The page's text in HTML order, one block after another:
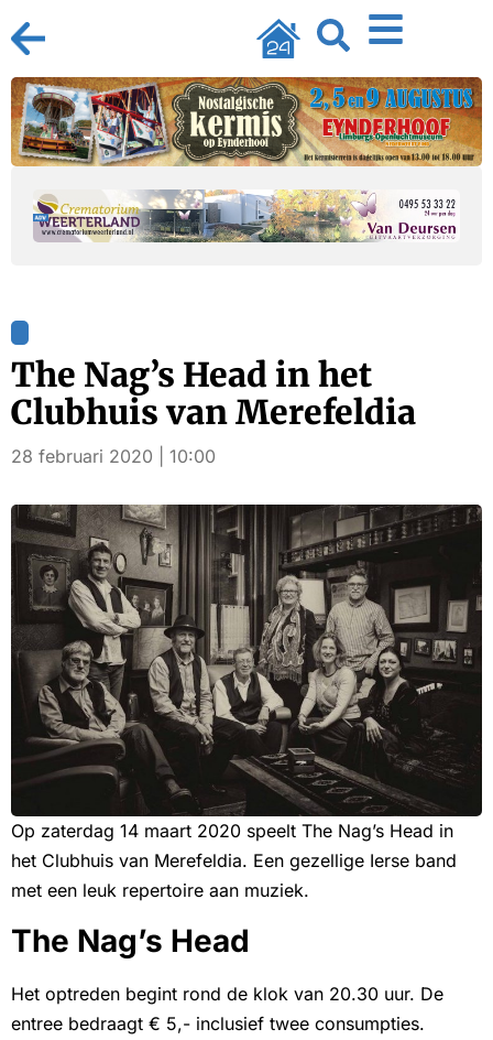
The Nag’s Head in het
Clubhuis van Merefeldia
28 februari 2020 | 10:00
Op zaterdag 14 maart 2020 speelt The Nag’s Head in
het Clubhuis van Merefeldia. Een gezellige Ierse band
met een leuk repertoire aan muziek.
The Nag’s Head
Het optreden begint rond de klok van 20.30 uur. De
entree bedraagt € 5,- inclusief twee consumpties.